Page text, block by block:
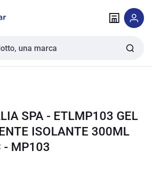
SPA - ETLMP103 GEL
ISOLANTE 300ML
- MP103